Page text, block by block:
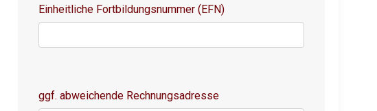
Einheitliche Fortbildungsnummer (EFN)
ggf. abweichende Rechnungsadresse